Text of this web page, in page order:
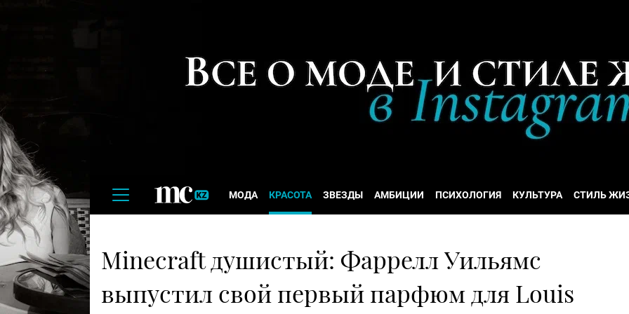
МОДА КРАСОТА ЗВЕЗДЫ АМБИЦИИ ПСИХОЛОГИЯ КУЛЬТУРА СТИЛЬ
Minecraft душистый: Фаррелл Уильямс
выпустил свой первый парфюм для Louis